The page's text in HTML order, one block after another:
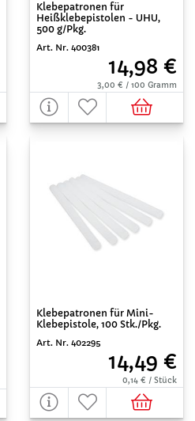
Klebepatronen für
Heißklebepistolen - UHU,
500 g/Pkg.
Art. Nr. 400381
14,98 €
3,00 € / 100 Gramm
Klebepatronen für Mini-
Klebepistole, 100 Stk./Pkg.
Art. Nr. 402295
14,49 €
0,14 € / Stück